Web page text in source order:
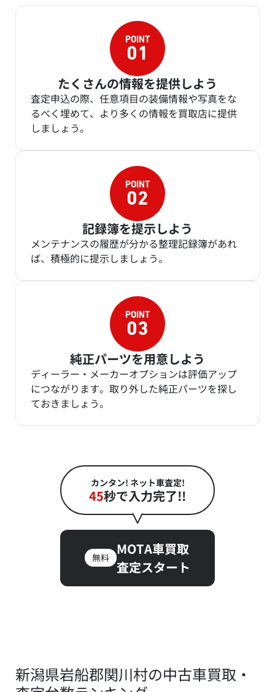
たくさんの情報を提供しよう
査定申込の際、任意項目の装備情報や写真をな
るべく埋めて、より多くの情報を買取店に提供
しましょう。
記録簿を提示しよう
メンテナンスの履歴が分かる整理記録簿があれ
ば、積極的に提示しましょう。
純正パーツを用意しよう
ディーラー・メーカーオプションは評価アップ
につながります。取り外した純正パーツを探し
ておきましょう。
カンタン! ネット車査定!
45秒で入力完了!!
無料
MOTA車買取
査定スタート
新潟県岩船郡関川村の中古車買取・